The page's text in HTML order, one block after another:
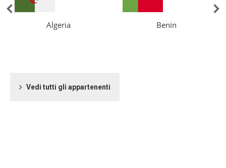
Algeria Benin
Vedi tutti gli appartenenti